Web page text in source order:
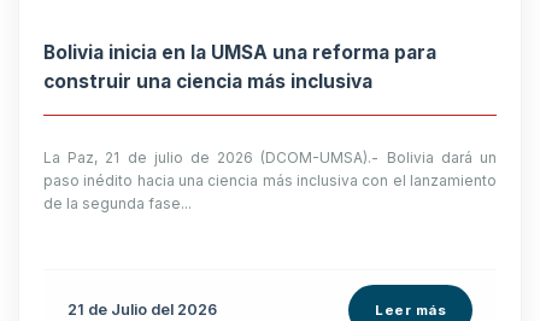
Bolivia inicia en la UMSA una reforma para
construir una ciencia más inclusiva
La Paz, 21 de julio de 2026 (DCOM-UMSA).- Bolivia dará un
paso inédito hacia una ciencia más inclusiva con el lanzamiento
de la segunda fase...
21 de Julio del 2026 Leer más